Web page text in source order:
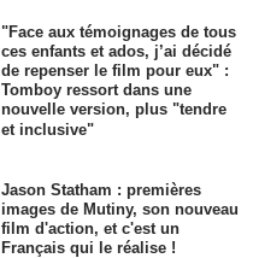
"Face aux témoignages de tous
ces enfants et ados, j’ai décidé
de repenser le film pour eux" :
Tomboy ressort dans une
nouvelle version, plus "tendre
et inclusive"
Jason Statham : premières
images de Mutiny, son nouveau
film d'action, et c'est un
Français qui le réalise !